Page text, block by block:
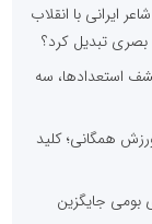
ایرانی با انقلاب
تبدیل کرد؟
استعدادها، سه
همگانی؛ کلید
بومی جایگزین